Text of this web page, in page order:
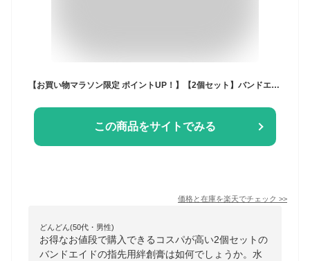
【お買い物マラソン限定 ポイントUP！】【2個セット】バンドエイド 防水 指先 10枚 絆創膏 ばんそうこう 完全防水 水仕事 通気性 ガード フィット 水に強い 蒸れにくい 伸縮性 侵入防止 二層フィルム 清潔 乾燥防止 保護 ケガ すりキズ かすり傷 切り傷 傷口 手
この商品をサイトでみる
価格と在庫を楽天でチェック >>
どんどん(50代・男性)
お得なお値段で購入できるコスパが高い2個セットの
バンドエイドの指先用絆創膏は如何でしょうか。水